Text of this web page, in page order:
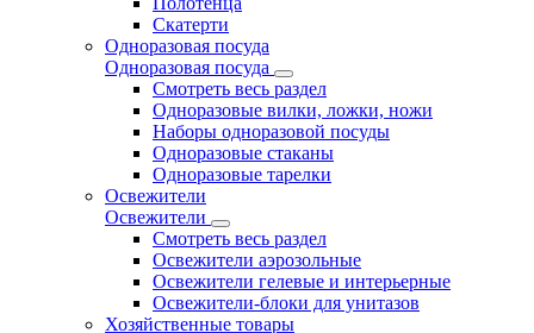
Скатерти
Одноразовая посуда
Одноразовая посуда
Смотреть весь раздел
Одноразовые вилки, ложки, ножи
Наборы одноразовой посуды
Одноразовые стаканы
Одноразовые тарелки
Освежители
Освежители
Смотреть весь раздел
Освежители аэрозольные
Освежители гелевые и интерьерные
Освежители-блоки для унитазов
Хозяйственные товары